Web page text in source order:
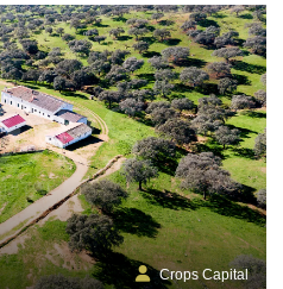
Crops Capital